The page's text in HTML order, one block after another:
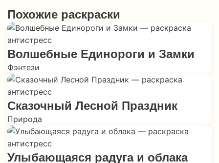
Похожие раскраски
Волшебные Единороги и Замки
Фэнтези
Сказочный Лесной Праздник
Природа
Улыбающаяся радуга и облака